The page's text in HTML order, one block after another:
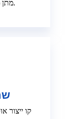
מתן מידע טכני ותמיכה בהדרכת תפעול.
קו ייצור